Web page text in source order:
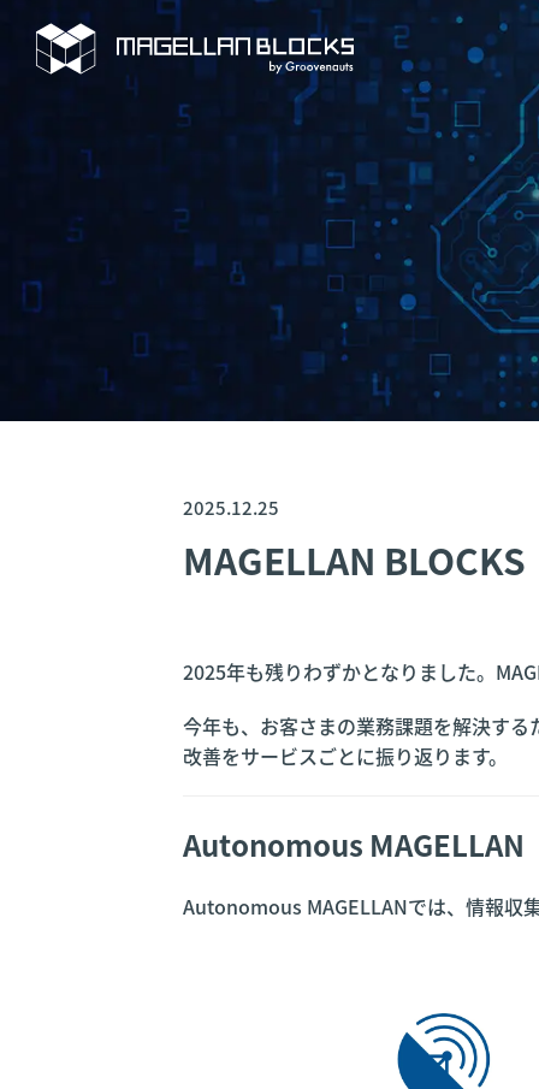
MAGELLAN
2025.12.25
2025年も残りわずかとなりました。
今年も、お客さまの業務課題を解決す
改善をサービスごとに振り返ります。
Autonomous MAGELLAN
Autonomous MAGELLANでは、情報収